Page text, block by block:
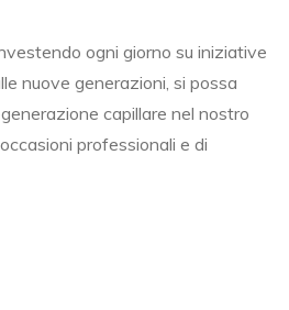
ogni giorno su iniziative
nuove generazioni, si possa
capillare nel nostro
professionali e di